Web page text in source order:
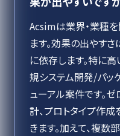
Acsimは業界・業種
ます。効果の出やす
に依存します。特に
規システム開発/パッ
ューアル案件です。
計、プロトタイプ作
きます。加えて、複